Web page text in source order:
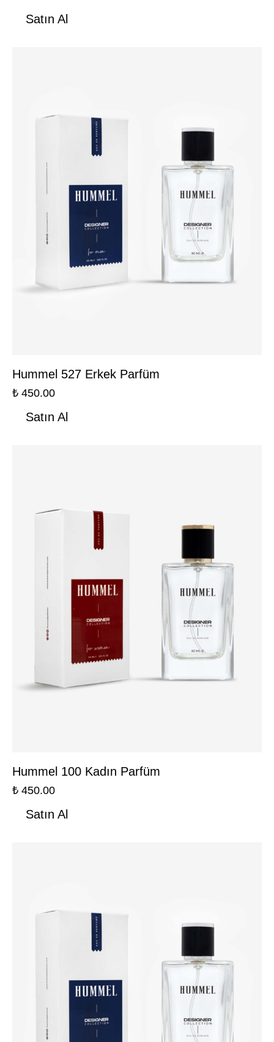
Satın Al
Hummel 527 Erkek Parfüm
₺ 450.00
Satın Al
Hummel 100 Kadın Parfüm
₺ 450.00
Satın Al